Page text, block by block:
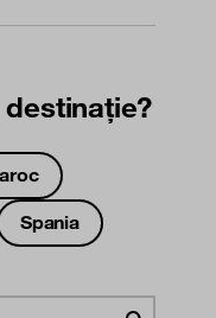
Spania